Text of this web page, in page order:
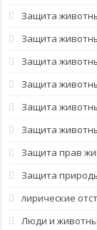
Защита
Защита
Защита
Защита
Защита
Защита
Защита прав
Защита
лирические
Люди и